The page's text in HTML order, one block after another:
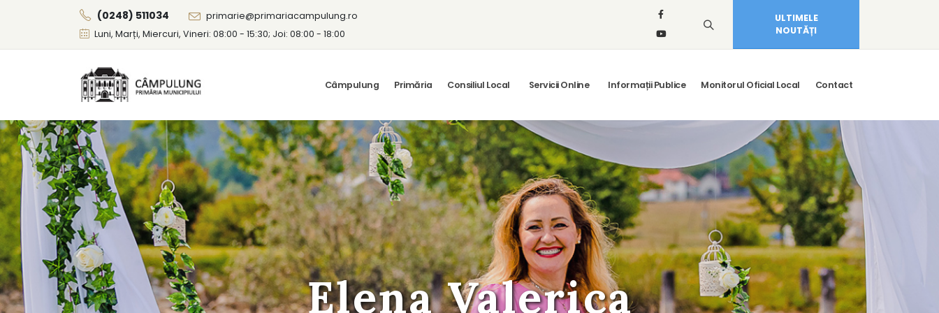
(0248) 511034
primarie@primariacampulung.ro
Luni, Marți, Miercuri, Vineri: 08:00 - 15:30; Joi: 08:00 - 18:00
ULTIMELE
NOUTĂȚI
Câmpulung Primăria Consiliul Local Servicii Online Informații Publice Monitorul Oficial Local Contact
Elena Valerica